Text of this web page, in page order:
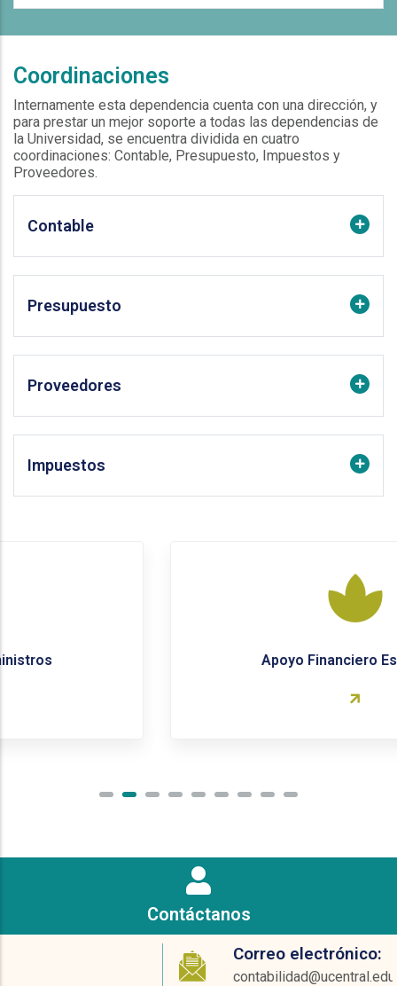
Coordinaciones
Internamente esta dependencia cuenta con una dirección, y
para prestar un mejor soporte a todas las dependencias de
la Universidad, se encuentra dividida en cuatro
coordinaciones: Contable, Presupuesto, Impuestos y
Proveedores.
Contable
Presupuesto
Proveedores
Impuestos
Apoyo Financiero Estudiantil
Contáctanos
Correo electrónico:
contabilidad@ucentral.edu.co